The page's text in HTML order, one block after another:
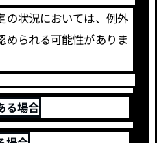
の状況においては、例外
められる可能性がありま
る場合